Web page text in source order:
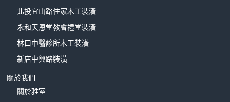
北投宜山路住家木工裝潢
永和天恩堂教會禮堂裝潢
林口中醫診所木工裝潢
新店中興路裝潢
關於我們
關於雅室